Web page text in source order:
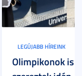
LEGÚJABB HÍREINK
Olimpikonok is